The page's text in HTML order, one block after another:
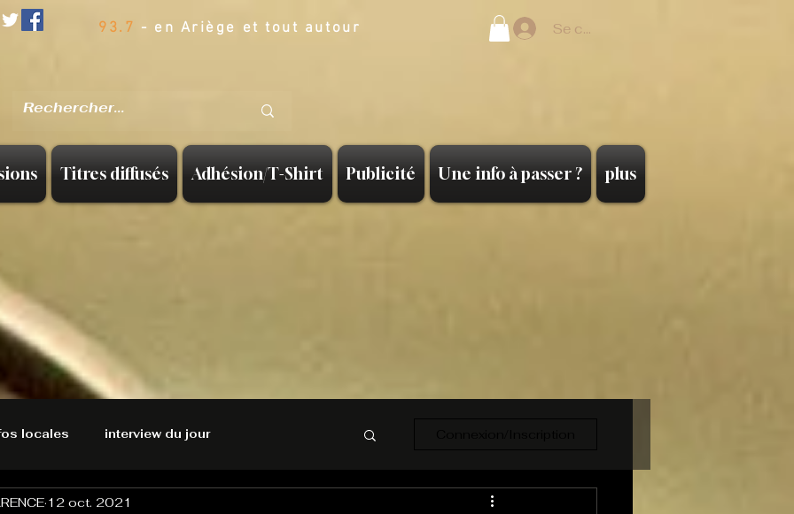
Titres diffusés Adhésion/T-Shirt Publicité Une info à passer ? plus
93.7 - en Ariège et tout autour Se connecter
locales interview du jour
Ecologiques
12 oct. 2021